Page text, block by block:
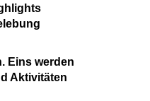
Eins werden
Aktivitäten